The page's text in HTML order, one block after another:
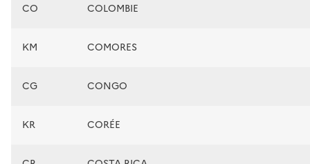
CO COLOMBIE
KM COMORES
CG CONGO
KR CORÉE